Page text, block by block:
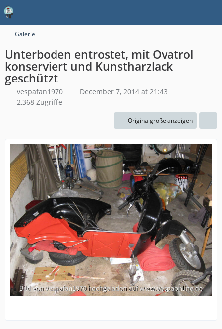
Galerie
Unterboden entrostet, mit Ovatrol
konserviert und Kunstharzlack
geschützt
vespafan1970
December 7, 2014 at 21:43
2,368 Zugriffe
Originalgröße anzeigen